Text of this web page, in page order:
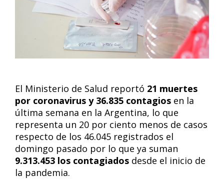
El Ministerio de Salud reportó 21 muertes
por coronavirus y 36.835 contagios en la
última semana en la Argentina, lo que
representa un 20 por ciento menos de casos
respecto de los 46.045 registrados el
domingo pasado por lo que ya suman
9.313.453 los contagiados desde el inicio de
la pandemia.